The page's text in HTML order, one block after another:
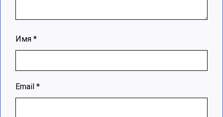
Имя *
Email *